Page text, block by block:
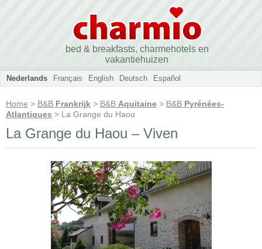
bed & breakfasts, charmehotels en
vakantiehuizen
Nederlands Français English Deutsch Español
Home > B&B Frankrijk > B&B Aquitaine > B&B Pyrénées-
Atlantiques > La Grange du Haou
La Grange du Haou – Viven